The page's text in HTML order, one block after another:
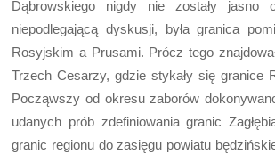
Dąbrowskiego nigdy nie zostały jasno
niepodlegającą dyskusji, była granica
Rosyjskim a Prusami. Prócz tego
Trzech Cesarzy, gdzie stykały się granice
Począwszy od okresu zaborów
udanych prób zdefiniowania granic
granic regionu do zasięgu powiatu